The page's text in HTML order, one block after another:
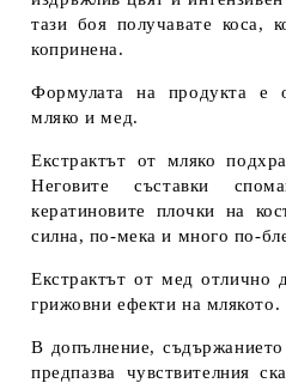
тази боя получавате коса,
копринена.
Формулата на продукта е
мляко и мед.
Екстрактът от мляко
Неговите съставки
кератиновите плочки на
силна, по-мека и много по-
Екстрактът от мед отлично
грижовни ефекти на млякото.
В допълнение,
предпазва чувствителния